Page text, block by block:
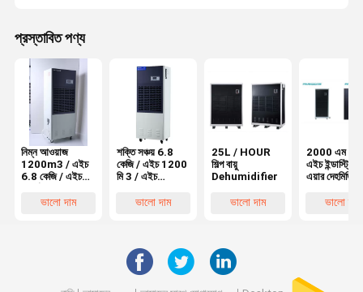
প্রস্তাবিত পণ্য
নিম্ন আওয়াজ
1200m3 / এইচ
6.8 কেজি / এইচ
ডিহমিডিফায়ার
ভালো দাম
শক্তি সঞ্চয় 6.8
কেজি / এইচ 1200
মি 3 / এইচ
দেহমিডিফায়ার id
ভালো দাম
25L / HOUR
শিল্প বায়ু
Dehumidifier
ভালো দাম
2000 এম 3 /
এইচ
এয়ার
ভালো দাম